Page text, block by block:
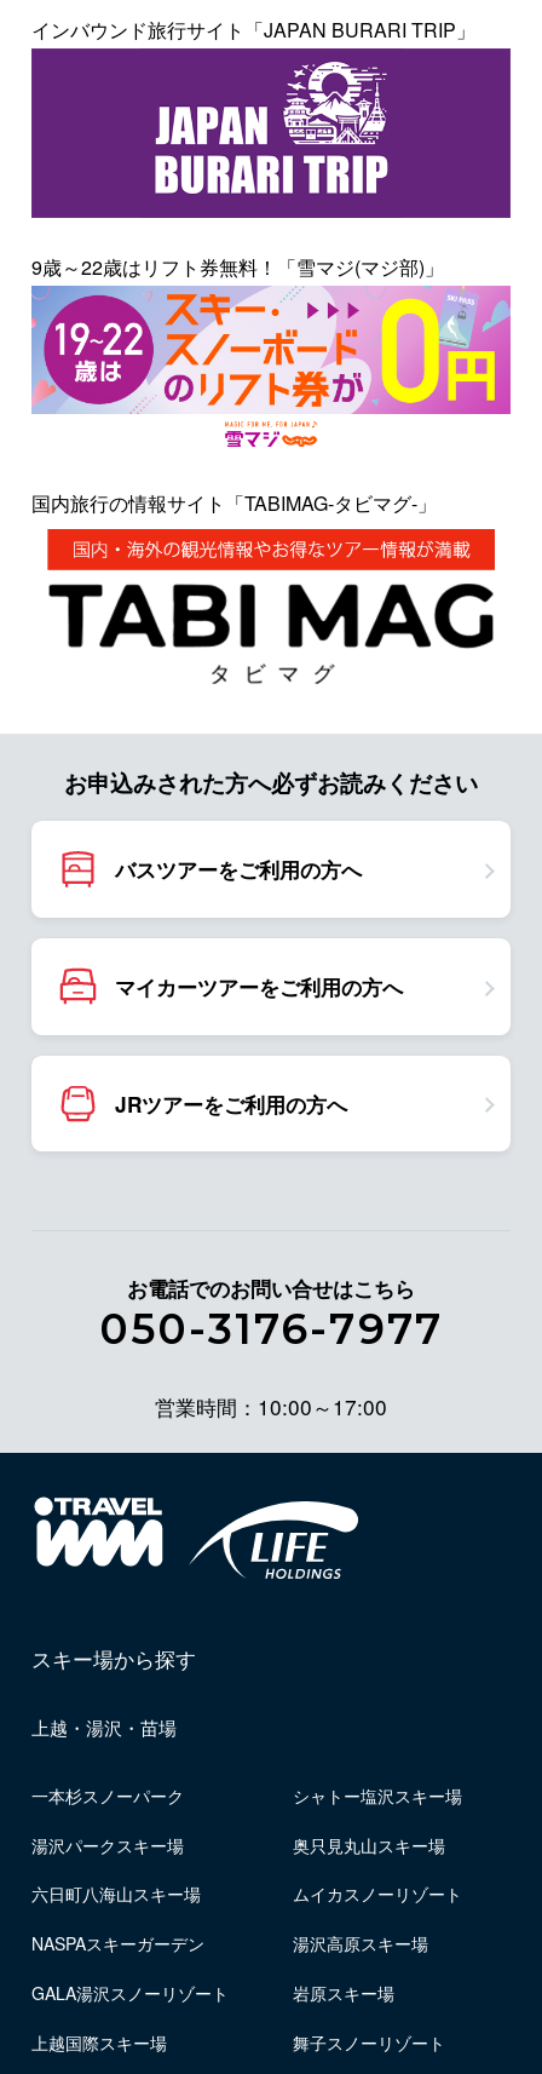
インバウンド旅行サイト「JAPAN BURARI TRIP」
9歳～22歳はリフト券無料！「雪マジ(マジ部)」
国内旅行の情報サイト「TABIMAG-タビマグ-」
お申込みされた方へ必ずお読みください
バスツアーをご利用の方へ
マイカーツアーをご利用の方へ
JRツアーをご利用の方へ
お電話でのお問い合せはこちら
050-3176-7977
営業時間：10:00～17:00
スキー場から探す
上越・湯沢・苗場
一本杉スノーパーク シャトー塩沢スキー場
湯沢パークスキー場 奥只見丸山スキー場
六日町八海山スキー場 ムイカスノーリゾート
NASPAスキーガーデン 湯沢高原スキー場
GALA湯沢スノーリゾート 岩原スキー場
上越国際スキー場 舞子スノーリゾート